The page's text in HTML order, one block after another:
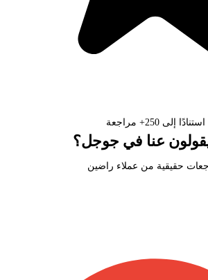
استنادًا إلى 250+ مراجعة
يقولون عنا في جوجل؟
حقيقية من عملاء راضين